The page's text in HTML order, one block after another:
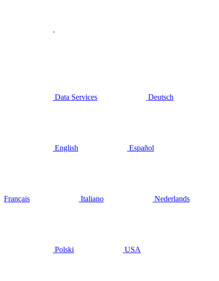
Data Services Deutsch
English Español
Français Italiano Nederlands
Polski USA